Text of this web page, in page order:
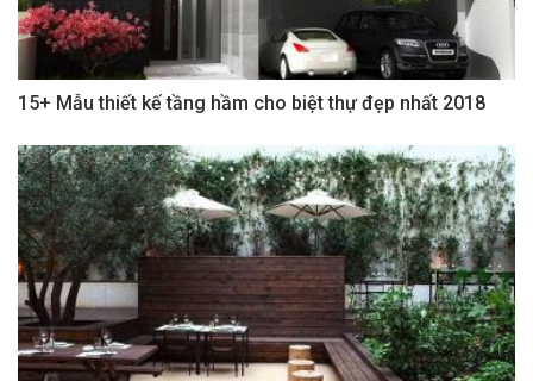
15+ Mẫu thiết kế tầng hầm cho biệt thự đẹp nhất 2018